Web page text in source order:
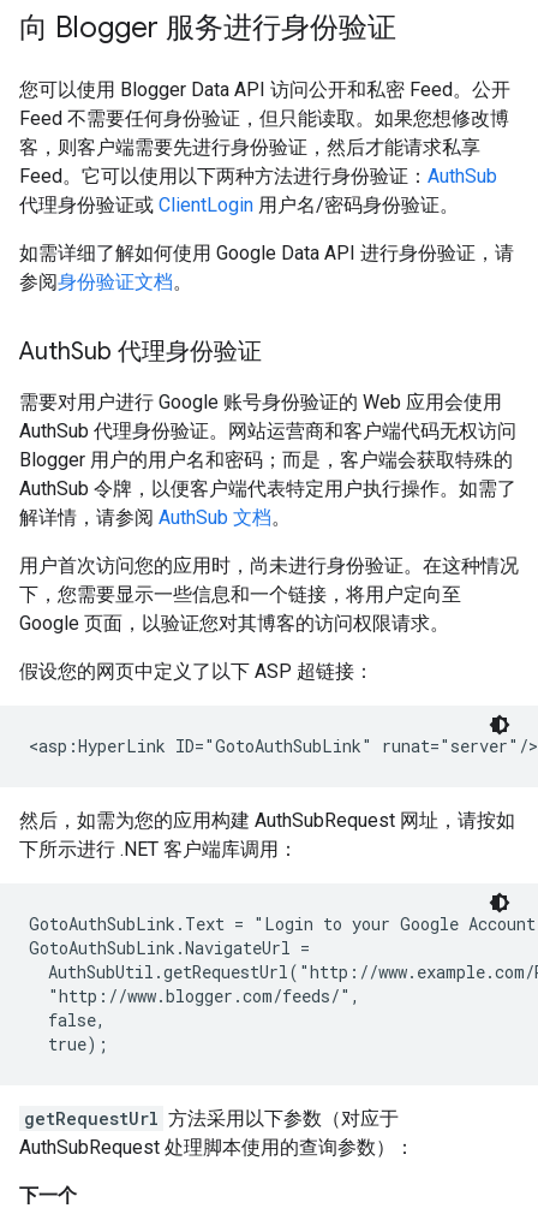
向 Blogger 服务进行身份验证
您可以使用 Blogger Data API 访问公开和私密 Feed。公开
Feed 不需要任何身份验证，但只能读取。如果您想修改博
客，则客户端需要先进行身份验证，然后才能请求私享
Feed。它可以使用以下两种方法进行身份验证： AuthSub
代理身份验证或 ClientLogin 用户名/密码身份验证。
如需详细了解如何使用 Google Data API 进行身份验证，请
参阅身份验证文档。
AuthSub 代理身份验证
需要对用户进行 Google 账号身份验证的 Web 应用会使用
AuthSub 代理身份验证。网站运营商和客户端代码无权访问
Blogger 用户的用户名和密码；而是，客户端会获取特殊的
AuthSub 令牌，以便客户端代表特定用户执行操作。如需了
解详情，请参阅 AuthSub 文档。
用户首次访问您的应用时，尚未进行身份验证。在这种情况
下，您需要显示一些信息和一个链接，将用户定向至
Google 页面，以验证您对其博客的访问权限请求。
假设您的网页中定义了以下 ASP 超链接：
然后，如需为您的应用构建 AuthSubRequest 网址，请按如
下所示进行 .NET 客户端库调用：
GotoAuthSubLink.Text = "Login to your Google
GotoAuthSubLink.NavigateUrl =
AuthSubUtil.getRequestUrl("http://
  "http://www.blogger.com/feeds/",
  false,
getRequestUrl 方法采用以下参数（对应于
AuthSubRequest 处理脚本使用的查询参数）：
下一个